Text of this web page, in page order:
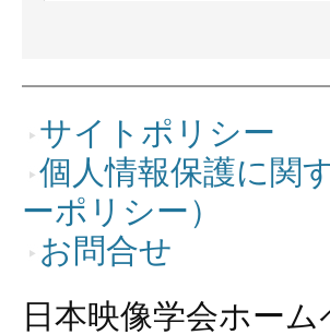
サイトポリシー
個人情報保護に関
ーポリシー）
お問合せ
日本映像学会ホーム